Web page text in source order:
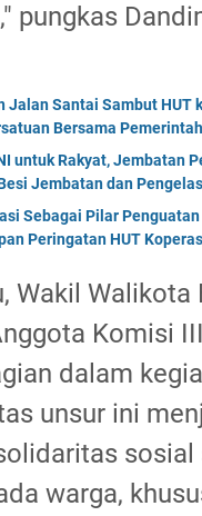
pungkas
Jalan Santai Sambut HUT
Bersama
untuk Rakyat, Jembatan
Jembatan dan
Sebagai Pilar
Peringatan HUT
Wakil
Komisi
dalam
unsur ini
warga,